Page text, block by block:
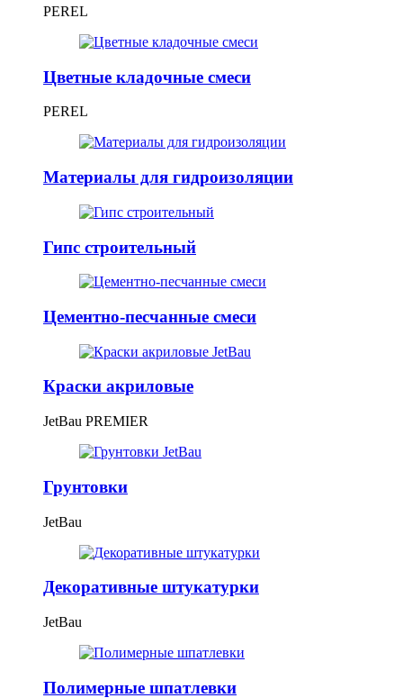
PEREL
Цветные кладочные смеси
PEREL
Материалы для гидроизоляции
Гипс строительный
Цементно-песчанные смеси
Краски акриловые
JetBau PREMIER
Грунтовки
JetBau
Декоративные штукатурки
JetBau
Полимерные шпатлевки